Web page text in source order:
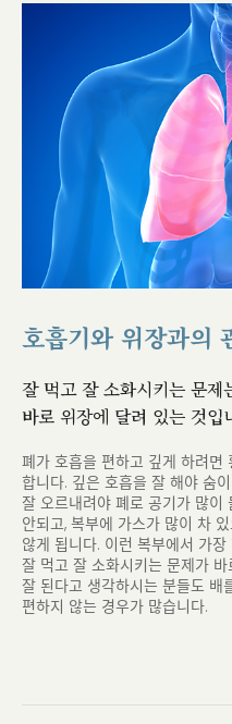
호흡기와 위장과의
잘 먹고 잘 소화시키는 문제
바로 위장에 달려 있는 것입
폐가 호흡을 편하고 깊게 하려
합니다. 깊은 호흡을 잘 해야 숨
잘 오르내려야 폐로 공기가 많이
안되고, 복부에 가스가 많이 차
않게 됩니다. 이런 복부에서 가
잘 먹고 잘 소화시키는 문제가
잘 된다고 생각하시는 분들도 배
편하지 않는 경우가 많습니다.